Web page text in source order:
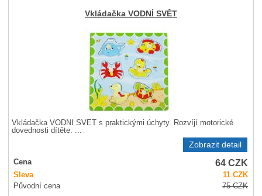
Vkládačka VODNÍ SVĚT
Vkládačka VODNÍ SVĚT s praktickými úchyty. Rozvíjí motorické
dovednosti dítěte. ...
Zobrazit detail
Cena 64CZK
Sleva 11CZK
Původní cena
75CZK